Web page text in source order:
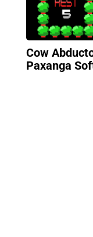
Cow
Paxanga